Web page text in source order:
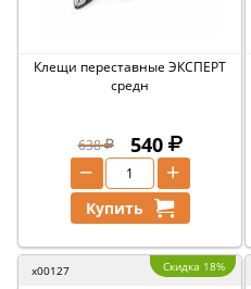
Клещи переставные ЭКСПЕРТ
средн
638 540
+
−
Купить
x00127 Скидка 18%